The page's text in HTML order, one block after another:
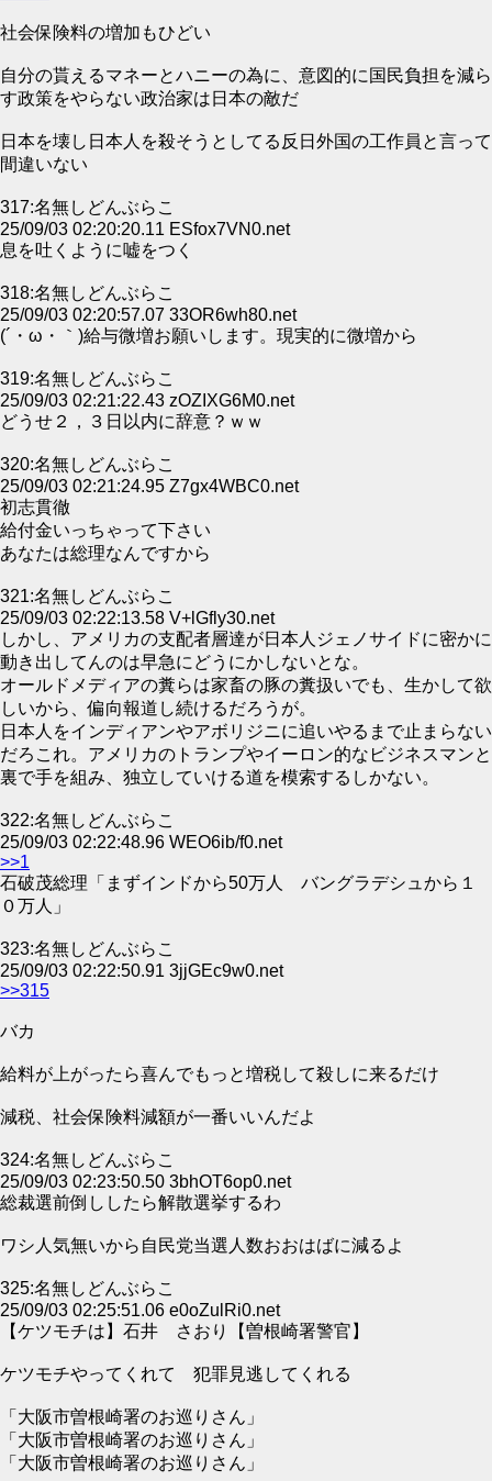
社会保険料の増加もひどい
自分の貰えるマネーとハニーの為に、意図的に国民負担を減ら
す政策をやらない政治家は日本の敵だ
日本を壊し日本人を殺そうとしてる反日外国の工作員と言って
間違いない
317:名無しどんぶらこ
25/09/03 02:20:20.11 ESfox7VN0.net
息を吐くように嘘をつく
318:名無しどんぶらこ
25/09/03 02:20:57.07 33OR6wh80.net
(´・ω・｀)給与微増お願いします。現実的に微増から
319:名無しどんぶらこ
25/09/03 02:21:22.43 zOZIXG6M0.net
どうせ２，３日以内に辞意？ｗｗ
320:名無しどんぶらこ
25/09/03 02:21:24.95 Z7gx4WBC0.net
初志貫徹
給付金いっちゃって下さい
あなたは総理なんですから
321:名無しどんぶらこ
25/09/03 02:22:13.58 V+lGfly30.net
しかし、アメリカの支配者層達が日本人ジェノサイドに密かに
動き出してんのは早急にどうにかしないとな。
オールドメディアの糞らは家畜の豚の糞扱いでも、生かして欲
しいから、偏向報道し続けるだろうが。
日本人をインディアンやアボリジニに追いやるまで止まらない
だろこれ。アメリカのトランプやイーロン的なビジネスマンと
裏で手を組み、独立していける道を模索するしかない。
322:名無しどんぶらこ
25/09/03 02:22:48.96 WEO6ib/f0.net
>>1
石破茂総理「まずインドから50万人 バングラデシュから１
０万人」
323:名無しどんぶらこ
25/09/03 02:22:50.91 3jjGEc9w0.net
>>315
バカ
給料が上がったら喜んでもっと増税して殺しに来るだけ
減税、社会保険料減額が一番いいんだよ
324:名無しどんぶらこ
25/09/03 02:23:50.50 3bhOT6op0.net
総裁選前倒ししたら解散選挙するわ
ワシ人気無いから自民党当選人数おおはばに減るよ
325:名無しどんぶらこ
25/09/03 02:25:51.06 e0oZulRi0.net
【ケツモチは】石井 さおり【曽根崎署警官】
ケツモチやってくれて 犯罪見逃してくれる
「大阪市曽根崎署のお巡りさん」
「大阪市曽根崎署のお巡りさん」
「大阪市曽根崎署のお巡りさん」